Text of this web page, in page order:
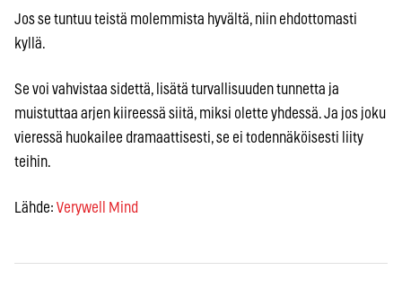
Jos se tuntuu teistä molemmista hyvältä, niin ehdottomasti
kyllä.
Se voi vahvistaa sidettä, lisätä turvallisuuden tunnetta ja
muistuttaa arjen kiireessä siitä, miksi olette yhdessä. Ja jos joku
vieressä huokailee dramaattisesti, se ei todennäköisesti liity
teihin.
Lähde: Verywell Mind